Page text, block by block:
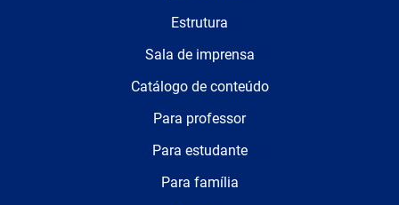
Estrutura
Sala de imprensa
Catálogo de conteúdo
Para professor
Para estudante
Para família